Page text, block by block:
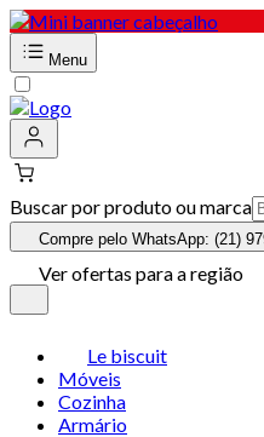
Menu
Buscar por produto ou marca
Compre pelo WhatsApp: (21)
Ver ofertas para a região
Le biscuit
Móveis
Cozinha
Armário